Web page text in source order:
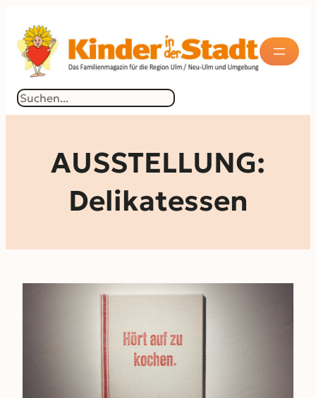
Inhalt
springen
Suchen
AUSSTELLUNG:
Delikatessen